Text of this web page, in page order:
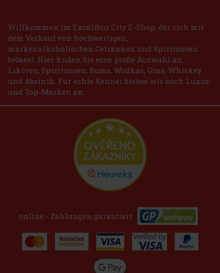
Willkommen im Excalibur City E-Shop, der sich mit
dem Verkauf von hochwertigen,
markenalkoholischen Getränken und Spirituosen
befasst. Hier finden Sie eine große Auswahl an
Likören, Spirituosen, Rums, Wodkas, Gins, Whiskey
und Absinth. Für echte Kenner bieten wir auch Luxus-
und Top-Marken an.
online - Zahlungen garantiert: